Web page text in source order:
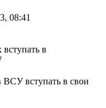
08:41
ВСУ вступать в свои